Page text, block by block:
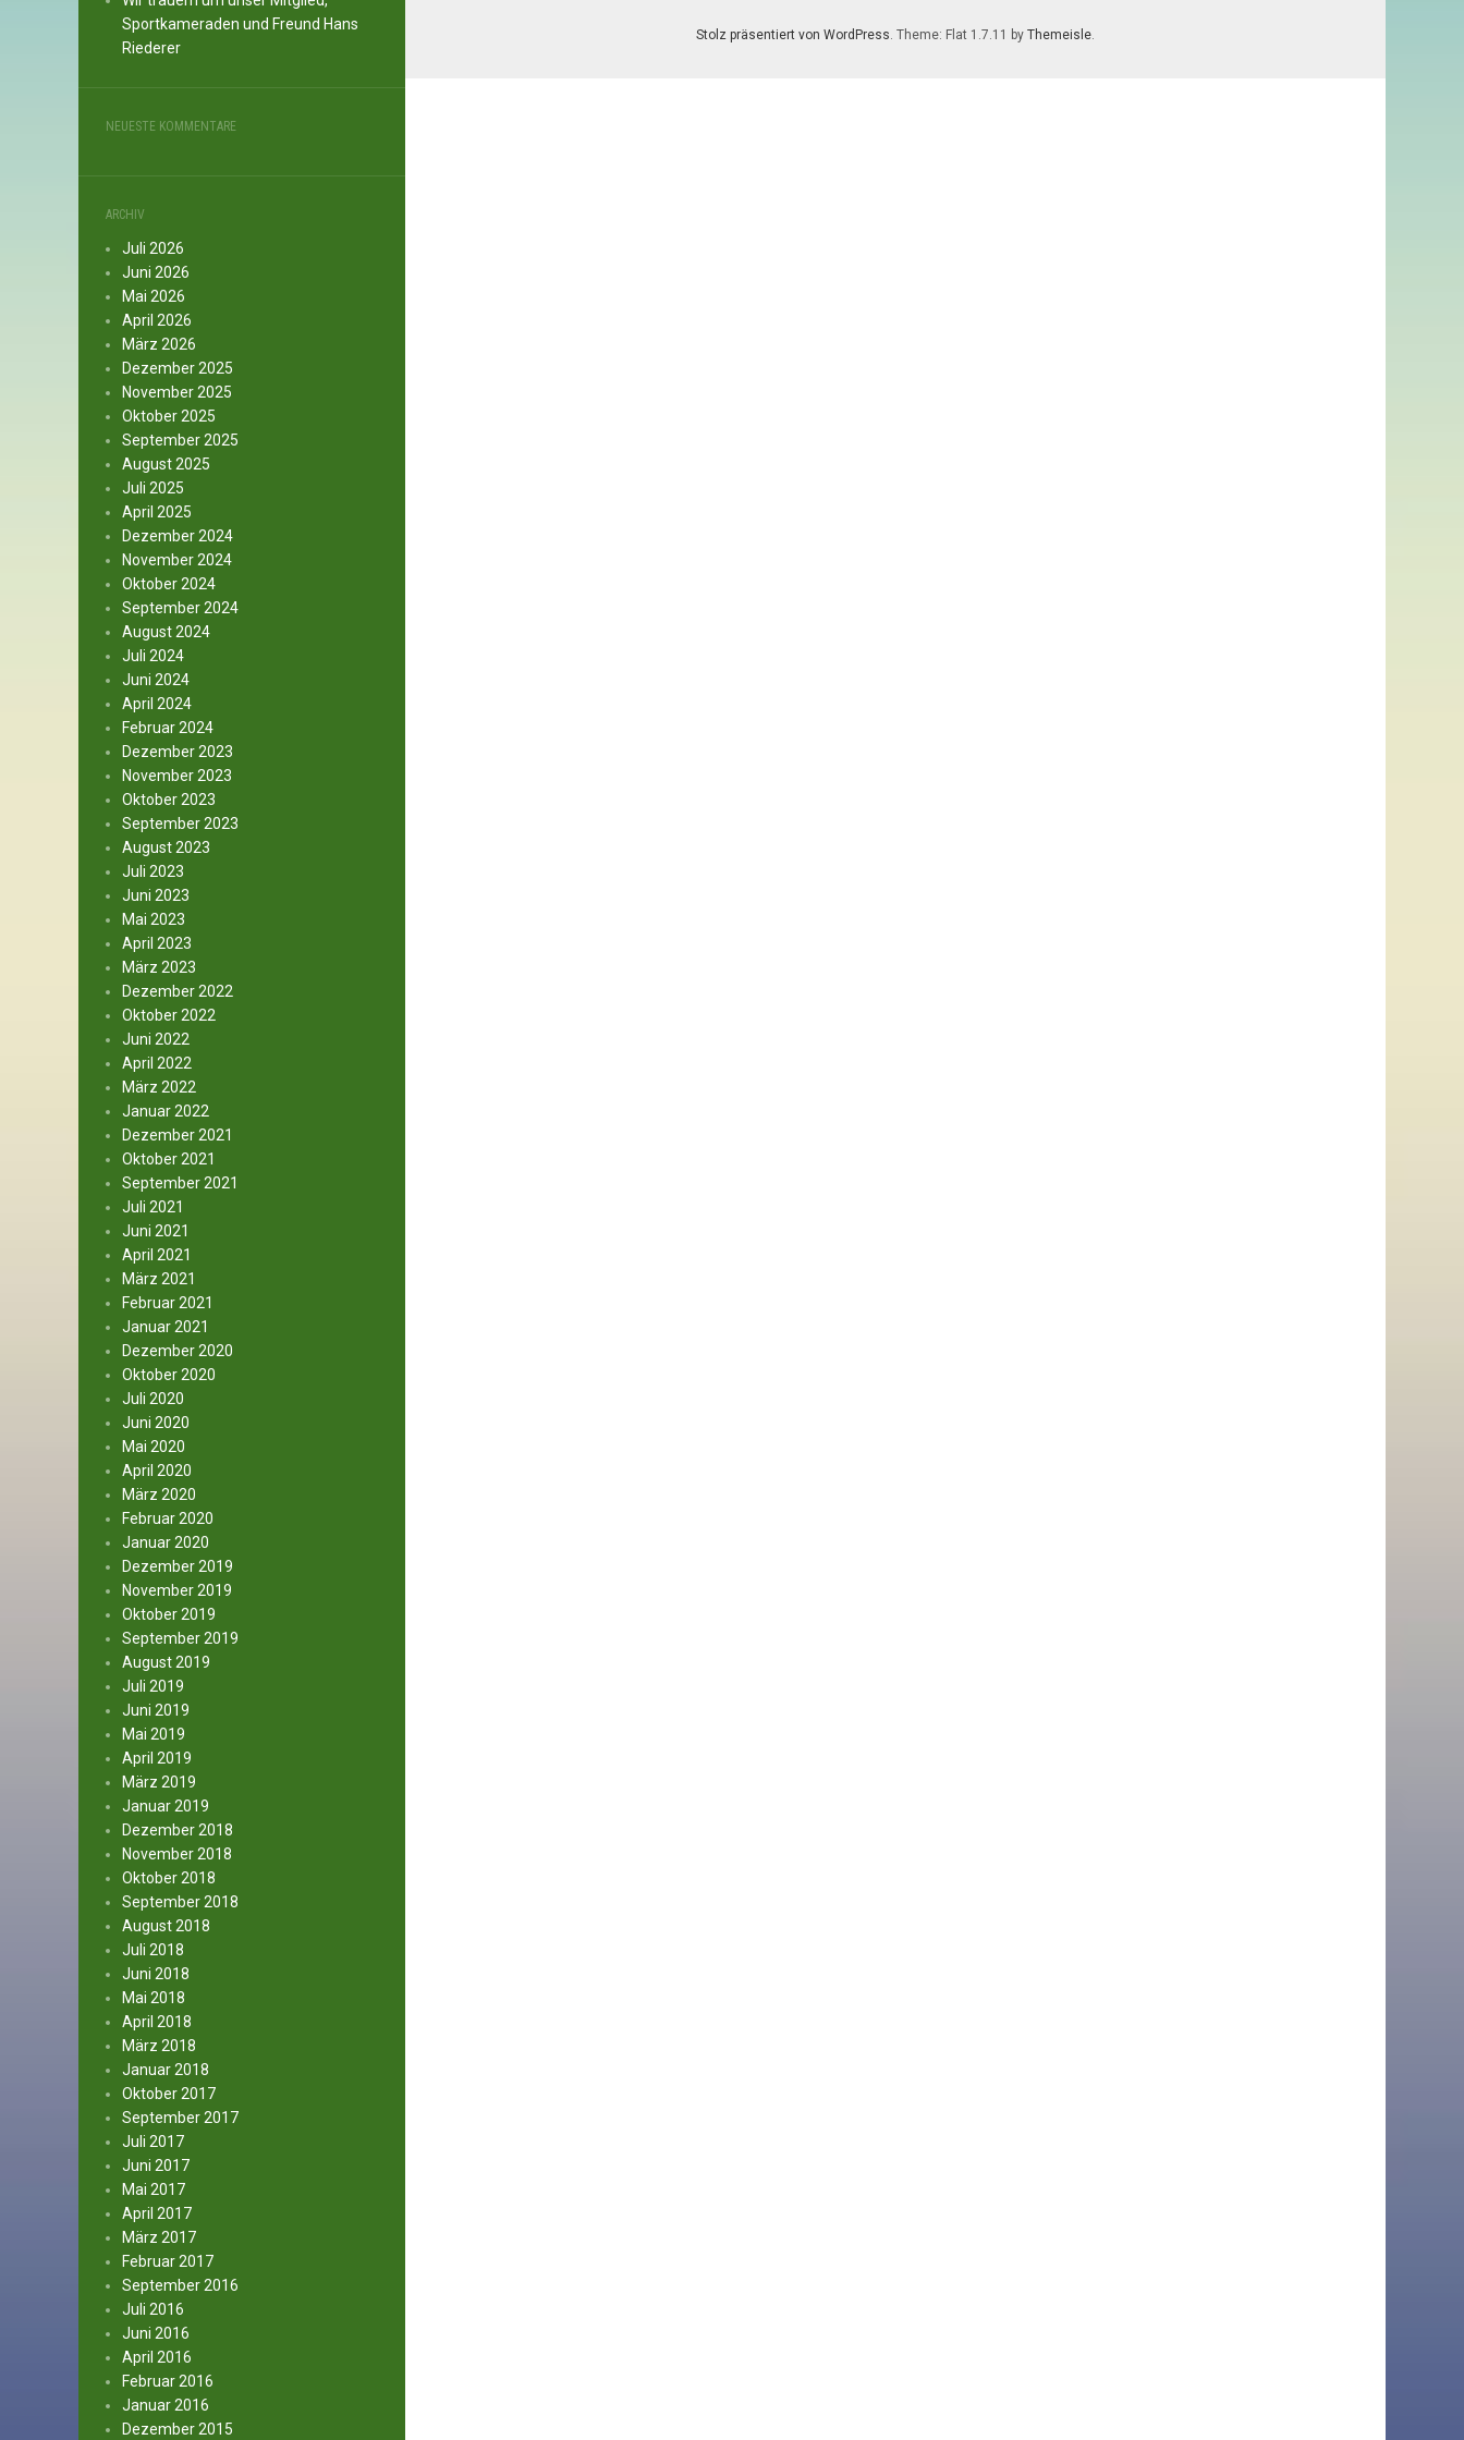
Sportkameraden und Freund Hans
Riederer
NEUESTE KOMMENTARE
ARCHIV
Juli 2026
Juni 2026
Mai 2026
April 2026
März 2026
Dezember 2025
November 2025
Oktober 2025
September 2025
August 2025
Juli 2025
April 2025
Dezember 2024
November 2024
Oktober 2024
September 2024
August 2024
Juli 2024
Juni 2024
April 2024
Februar 2024
Dezember 2023
November 2023
Oktober 2023
September 2023
August 2023
Juli 2023
Juni 2023
Mai 2023
April 2023
März 2023
Dezember 2022
Oktober 2022
Juni 2022
April 2022
März 2022
Januar 2022
Dezember 2021
Oktober 2021
September 2021
Juli 2021
Juni 2021
April 2021
März 2021
Februar 2021
Januar 2021
Dezember 2020
Oktober 2020
Juli 2020
Juni 2020
Mai 2020
April 2020
März 2020
Februar 2020
Januar 2020
Dezember 2019
November 2019
Oktober 2019
September 2019
August 2019
Juli 2019
Juni 2019
Mai 2019
April 2019
März 2019
Januar 2019
Dezember 2018
November 2018
Oktober 2018
September 2018
August 2018
Juli 2018
Juni 2018
Mai 2018
April 2018
März 2018
Januar 2018
Oktober 2017
September 2017
Juli 2017
Juni 2017
Mai 2017
April 2017
März 2017
Februar 2017
September 2016
Juli 2016
Juni 2016
April 2016
Februar 2016
Januar 2016
Dezember 2015
Stolz präsentiert von WordPress. Theme: Flat 1.7.11 by Themeisle.